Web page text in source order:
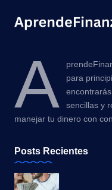
A
para
sencillas y
manejar tu dinero con
Posts Recientes